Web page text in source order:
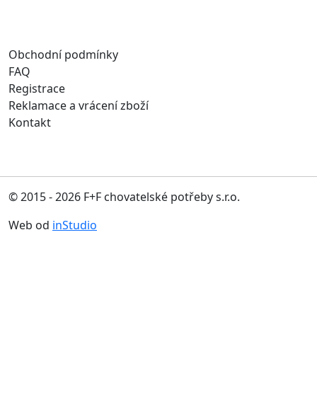
Obchodní podmínky
FAQ
Registrace
Reklamace a vrácení zboží
Kontakt
© 2015 - 2026 F+F chovatelské potřeby s.r.o.
Web od inStudio